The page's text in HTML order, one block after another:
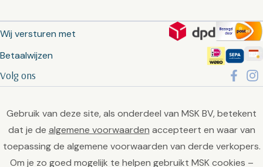
Wij versturen met
Betaalwijzen
Volg ons
Gebruik van deze site, als onderdeel van MSK BV, betekent
dat je de algemene voorwaarden accepteert en waar van
toepassing de algemene voorwaarden van derde verkopers.
Om je zo goed mogelijk te helpen gebruikt MSK cookies –